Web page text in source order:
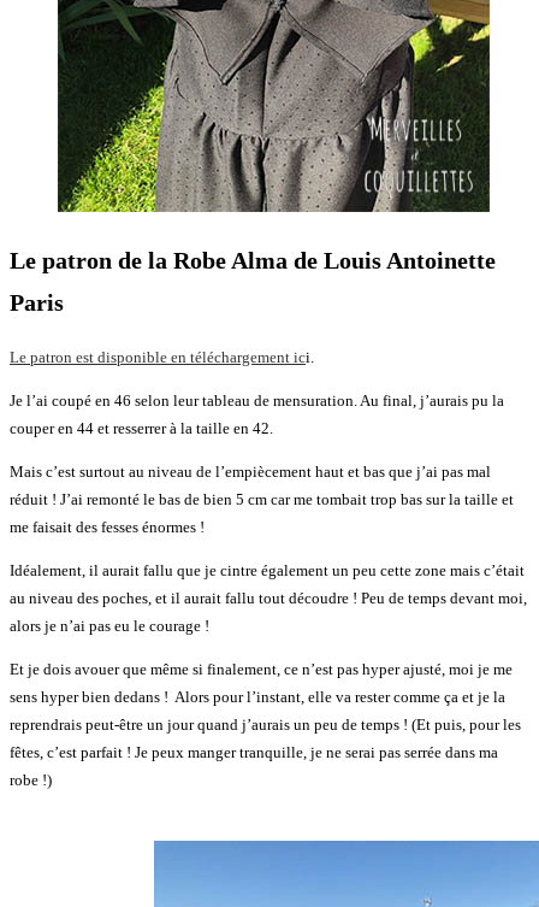
Le patron de la Robe Alma de Louis Antoinette
Paris
Le patron est disponible en téléchargement ici.
Je l’ai coupé en 46 selon leur tableau de mensuration. Au final, j’aurais pu la
couper en 44 et resserrer à la taille en 42.
Mais c’est surtout au niveau de l’empiècement haut et bas que j’ai pas mal
réduit ! J’ai remonté le bas de bien 5 cm car me tombait trop bas sur la taille et
me faisait des fesses énormes !
Idéalement, il aurait fallu que je cintre également un peu cette zone mais c’était
au niveau des poches, et il aurait fallu tout découdre ! Peu de temps devant moi,
alors je n’ai pas eu le courage !
Et je dois avouer que même si finalement, ce n’est pas hyper ajusté, moi je me
sens hyper bien dedans ! Alors pour l’instant, elle va rester comme ça et je la
reprendrais peut-être un jour quand j’aurais un peu de temps ! (Et puis, pour les
fêtes, c’est parfait ! Je peux manger tranquille, je ne serai pas serrée dans ma
robe !)